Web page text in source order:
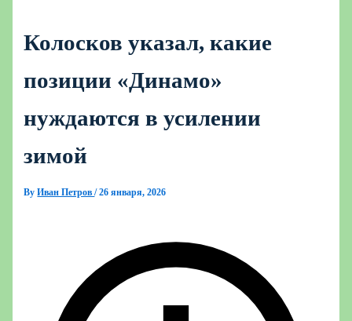
Колосков указал, какие
позиции «Динамо»
нуждаются в усилении
зимой
ByИван Петров/26 января, 2026